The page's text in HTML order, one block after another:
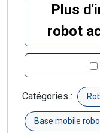
Plus
robot
Catégories :
Base mobile